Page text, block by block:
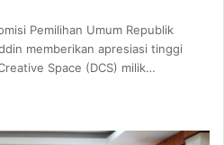
Pemilihan Umum Republik
memberikan apresiasi tinggi
Space (DCS) milik…